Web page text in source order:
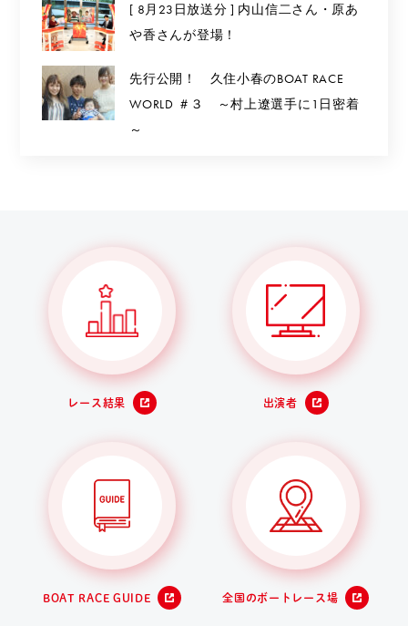
[ 8月23日放送分 ] 内山信二さん・原あ
や香さんが登場！
先行公開！ 久住小春のBOAT RACE
WORLD ＃３ ～村上遼選手に1日密着
～
レース結果 出演者
BOAT RACE GUIDE 全国のボートレース場